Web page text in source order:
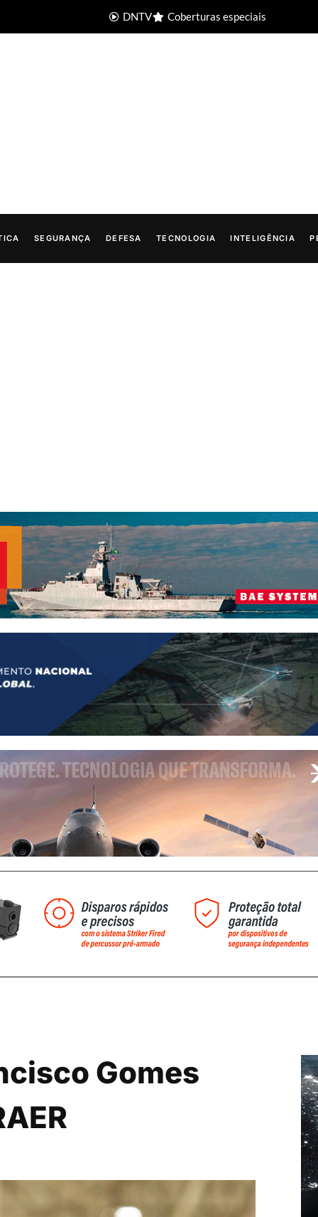
DNTV Coberturas especiais
SEGURANÇA DEFESA TECNOLOGIA INTELIGÊNCIA
Gomes